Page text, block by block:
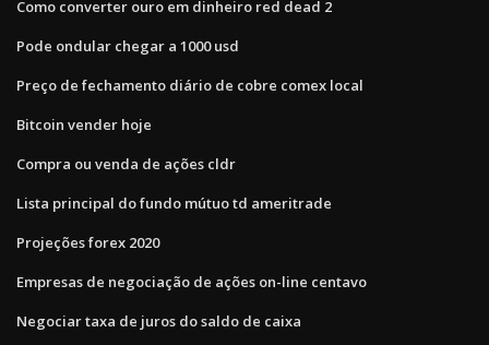
Como converter ouro em dinheiro red dead 2
Pode ondular chegar a 1000 usd
Preço de fechamento diário de cobre comex local
Bitcoin vender hoje
Compra ou venda de ações cldr
Lista principal do fundo mútuo td ameritrade
Projeções forex 2020
Empresas de negociação de ações on-line centavo
Negociar taxa de juros do saldo de caixa